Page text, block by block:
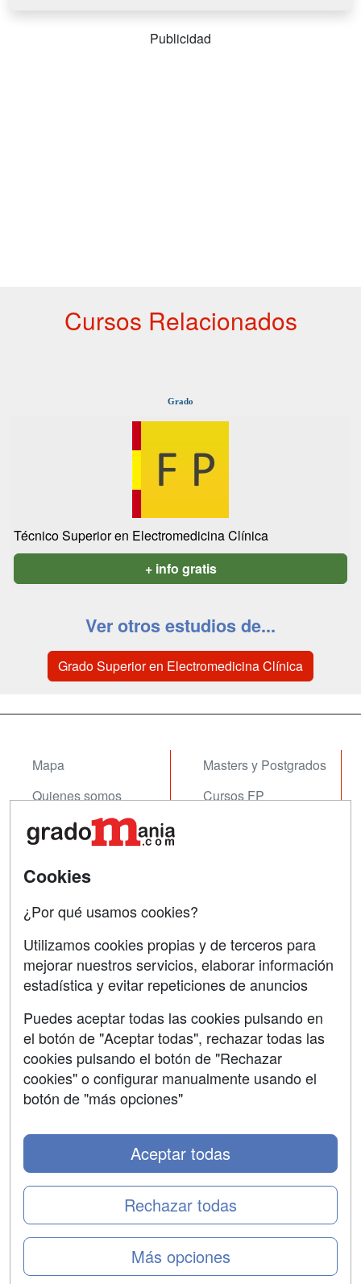
Publicidad
Cursos Relacionados
Grado
Técnico Superior en Electromedicina Clínica
+ info gratis
Ver otros estudios de...
Grado Superior en Electromedicina Clínica
Mapa
Quienes somos
Tarifas publicidad
Acceso Centros
Masters y Postgrados
Cursos FP
Contactar
Confidencialidad
Aviso legal
Copyleft
Cookies
¿Por qué usamos cookies?
Utilizamos cookies propias y de terceros para
mejorar nuestros servicios, elaborar información
estadística y evitar repeticiones de anuncios
Puedes aceptar todas las cookies pulsando en
el botón de "Aceptar todas", rechazar todas las
cookies pulsando el botón de "Rechazar
cookies" o configurar manualmente usando el
botón de "más opciones"
Más opciones
Rechazar todas
Aceptar todas